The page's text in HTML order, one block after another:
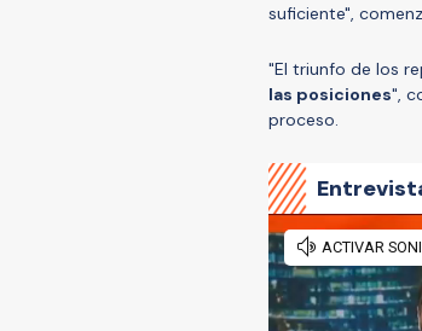
suficiente",
"El triunfo de los
las posiciones",
proceso.